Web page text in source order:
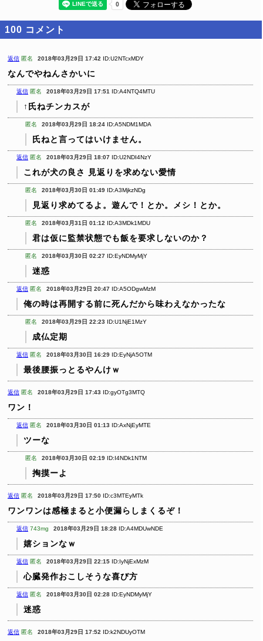
100 コメント
返信 匿名 2018年03月29日 17:42 ID:U2NTcxMDY
なんでやねんさかいに
返信 匿名 2018年03月29日 17:51 ID:A4NTQ4MTU
↑氏ねチンカスが
匿名 2018年03月29日 18:24 ID:A5NDM1MDA
氏ねと言ってはいけません。
返信 匿名 2018年03月29日 18:07 ID:U2NDI4NzY
これが犬の良さ 見返りを求めない愛情
匿名 2018年03月30日 01:49 ID:A3MjkzNDg
見返り求めてるよ。遊んで！とか。メシ！とか。
匿名 2018年03月31日 01:12 ID:A3MDk1MDU
君は仮に監禁状態でも飯を要求しないのか？
匿名 2018年03月30日 02:27 ID:EyNDMyMjY
迷惑
返信 匿名 2018年03月29日 20:47 ID:A5ODgwMzM
俺の時は再開する前に死んだから味わえなかったな
匿名 2018年03月29日 22:23 ID:U1NjE1MzY
成仏定期
返信 匿名 2018年03月30日 16:29 ID:EyNjA5OTM
最後腰振っとるやんけｗ
返信 匿名 2018年03月29日 17:43 ID:gyOTg3MTQ
ワン！
返信 匿名 2018年03月30日 01:13 ID:AxNjEyMTE
ツーな
匿名 2018年03月30日 02:19 ID:I4NDk1NTM
掏摸ーよ
返信 匿名 2018年03月29日 17:50 ID:c3MTEyMTk
ワンワンは感極まると小便漏らしまくるぞ！
返信 743mg 2018年03月29日 18:28 ID:A4MDUwNDE
嬉ションなｗ
返信 匿名 2018年03月29日 22:15 ID:IyNjExMzM
心臓発作おこしそうな喜び方
返信 匿名 2018年03月30日 02:28 ID:EyNDMyMjY
迷惑
返信 匿名 2018年03月29日 17:52 ID:k2NDUyOTM